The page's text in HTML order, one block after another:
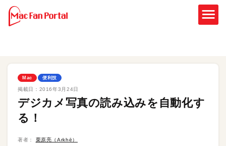
Mac 便利技
掲載日： 2016年3月24日
デジカメ写真の読み込みを自動化す
る！
著者： 栗原亮（Arkhē）